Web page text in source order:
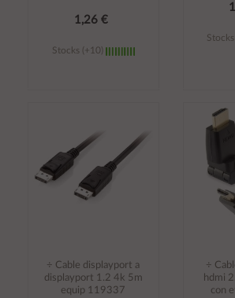
1,26 €
Stocks (+10)
Stocks
÷ Cable displayport a
displayport 1.2 4k 5m
equip 119337
÷
hdmi
con